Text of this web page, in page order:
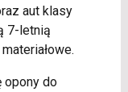
aut klasy
7-letnią
opony do